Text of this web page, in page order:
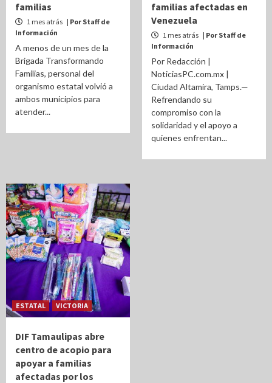
familias
1 mes atrás | Por Staff de
Información
A menos de un mes de la
Brigada Transformando
Familias, personal del
organismo estatal volvió a
ambos municipios para
atender...
familias afectadas en
Venezuela
1 mes atrás | Por Staff de
Información
Por Redacción |
NoticiasPC.com.mx |
Ciudad Altamira, Tamps.—
Refrendando su
compromiso con la
solidaridad y el apoyo a
quienes enfrentan...
ESTATAL VICTORIA
DIF Tamaulipas abre
centro de acopio para
apoyar a familias
afectadas por los